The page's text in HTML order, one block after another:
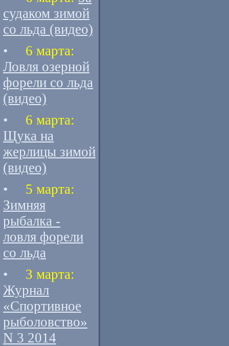
судаком зимой
со льда (видео)
• 6 марта:
Ловля озерной
форели со льда
(видео)
• 6 марта:
Щука на
жерлицы зимой
(видео)
• 5 марта:
Зимняя
рыбалка -
ловля форели
со льда
• 3 марта:
Журнал
«Спортивное
рыболовство»
N 3 2014